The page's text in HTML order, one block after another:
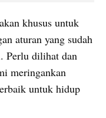
khusus untuk
aturan yang sudah
Perlu dilihat dan
meringankan
untuk hidup